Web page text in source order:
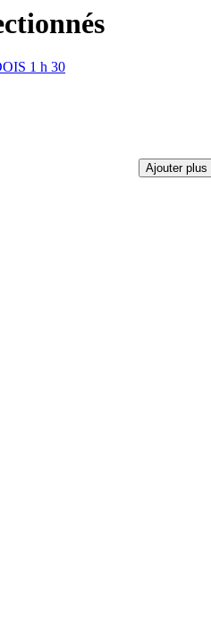
1 h 30
Ajouter plus